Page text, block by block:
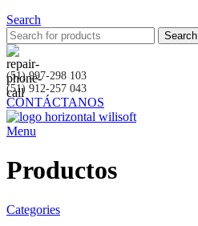
Search
Search
(51) 997-298 103
(51) 912-257 043
CONTÁCTANOS
Menu
Productos
Categories